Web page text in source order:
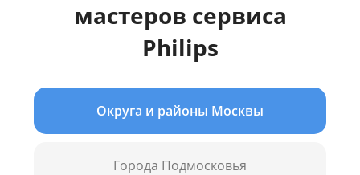
мастеров сервиса
Philips
Округа и районы Москвы
Города Подмосковья